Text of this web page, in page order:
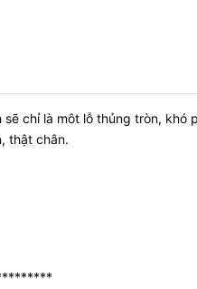
chỉ là môt lỗ thủng tròn,
thật chân.